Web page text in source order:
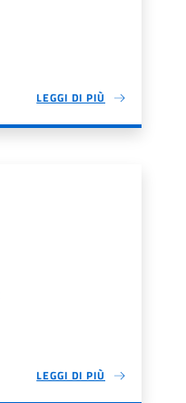
LEGGI DI PIÙ
LEGGI DI PIÙ